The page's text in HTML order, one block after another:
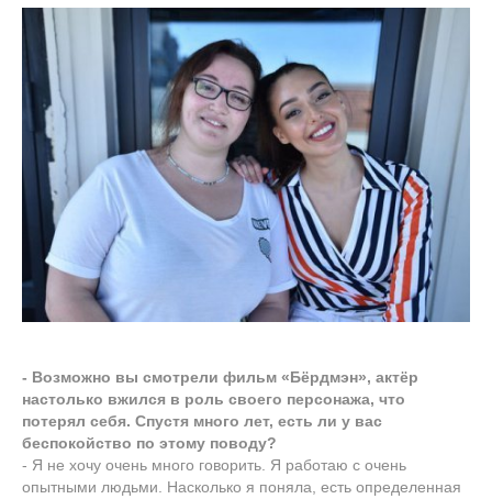
- Возможно вы смотрели фильм «Бёрдмэн», актёр
настолько вжился в роль своего персонажа, что
потерял себя. Спустя много лет, есть ли у вас
беспокойство по этому поводу?
- Я не хочу очень много говорить. Я работаю с очень
опытными людьми. Насколько я поняла, есть определенная